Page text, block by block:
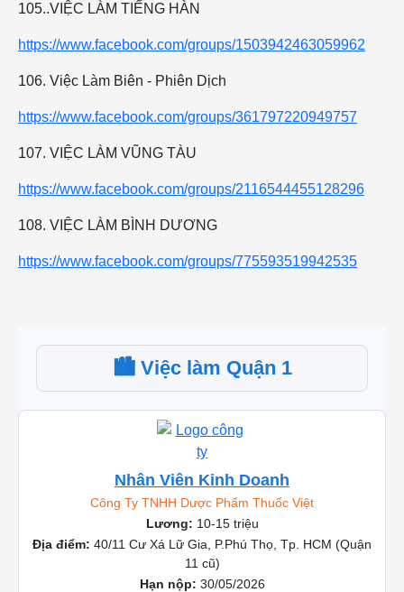
105..VIỆC LÀM TIẾNG HÀN
https://www.facebook.com/groups/1503942463059962
106. Việc Làm Biên - Phiên Dịch
https://www.facebook.com/groups/361797220949757
107. VIỆC LÀM VŨNG TÀU
https://www.facebook.com/groups/2116544455128296
108. VIỆC LÀM BÌNH DƯƠNG
https://www.facebook.com/groups/775593519942535
🏙️ Việc làm Quận 1
Nhân Viên Kinh Doanh
Công Ty TNHH Dược Phẩm Thuốc Việt
Lương: 10-15 triệu
Địa điểm: 40/11 Cư Xá Lữ Gia, P.Phú Thọ, Tp. HCM (Quận
11 cũ)
Hạn nộp: 30/05/2026